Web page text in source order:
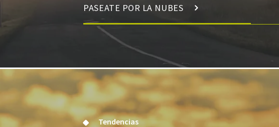
PASEATE POR LA NUBES
Tendencias